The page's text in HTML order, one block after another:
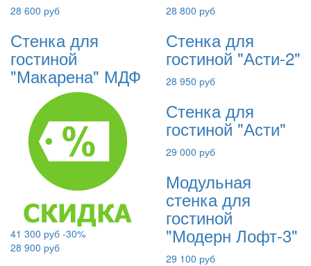
28 600 руб 28 800 руб
Стенка для
гостиной
"Макарена" МДФ
41 300 руб -30%
28 900 руб
Стенка для
гостиной "Асти-2"
28 950 руб
Стенка для
гостиной "Асти"
29 000 руб
Модульная
стенка для
гостиной
"Модерн Лофт-3"
29 100 руб